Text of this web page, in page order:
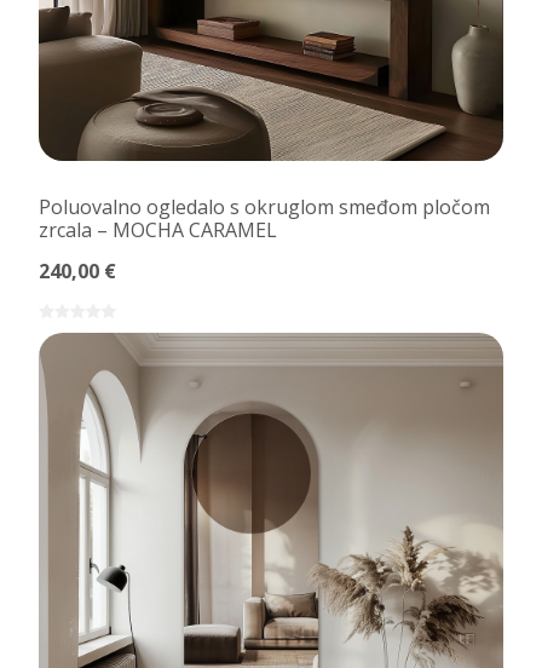
Poluovalno ogledalo s okruglom smeđom pločom
zrcala – MOCHA CARAMEL
240,00 €